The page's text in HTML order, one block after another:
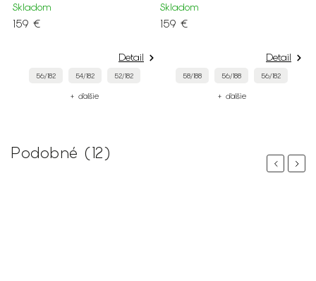
Skladom
159 €
Detail
56/182 54/182 52/182
+ ďalšie
Skladom
159 €
Detail
58/188 56/188 56/182
+ ďalšie
Podobné (12)
PreviousNext